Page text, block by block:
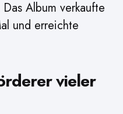
Album verkaufte
und erreichte
vieler